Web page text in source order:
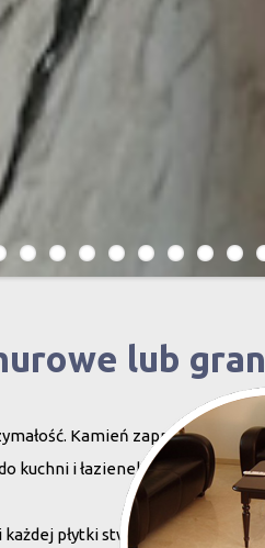
lub
Kamień
kuchni i łazienek
płytki stworzona przez